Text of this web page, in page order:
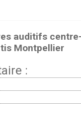
auditifs
Montpellier
: